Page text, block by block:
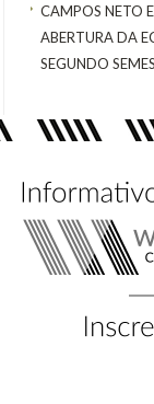
CAMPOS NETO
ABERTURA DA
SEGUNDO